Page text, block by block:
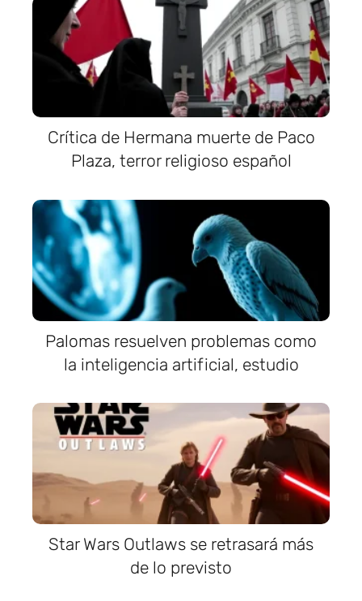
Crítica de Hermana muerte de Paco
Plaza, terror religioso español
Palomas resuelven problemas como
la inteligencia artificial, estudio
Star Wars Outlaws se retrasará más
de lo previsto